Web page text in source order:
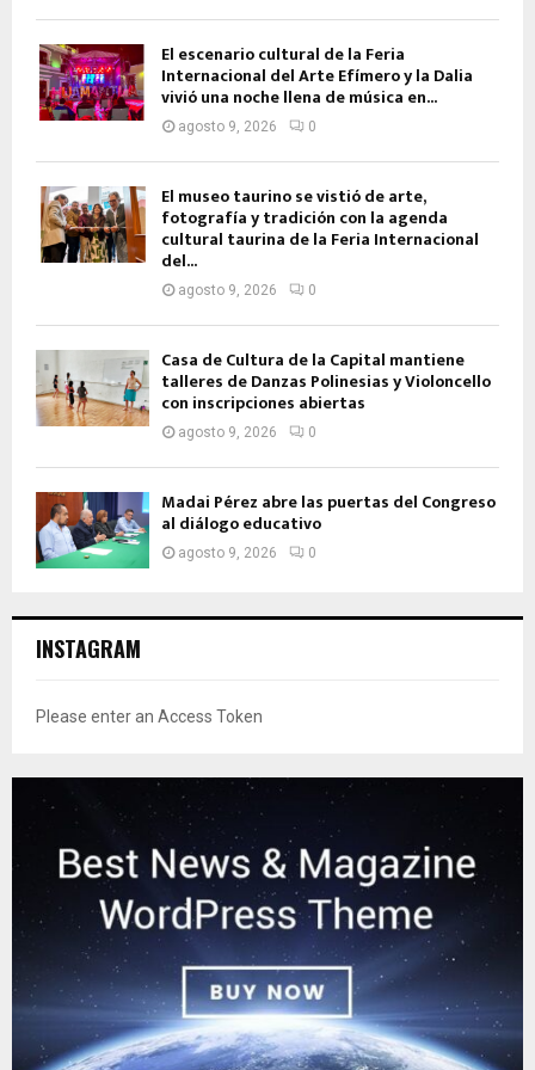
El escenario cultural de la Feria
Internacional del Arte Efímero y la Dalia
vivió una noche llena de música en...
agosto 9, 2026 0
El museo taurino se vistió de arte,
fotografía y tradición con la agenda
cultural taurina de la Feria Internacional
del...
agosto 9, 2026 0
Casa de Cultura de la Capital mantiene
talleres de Danzas Polinesias y Violoncello
con inscripciones abiertas
agosto 9, 2026 0
Madai Pérez abre las puertas del Congreso
al diálogo educativo
agosto 9, 2026 0
INSTAGRAM
Please enter an Access Token